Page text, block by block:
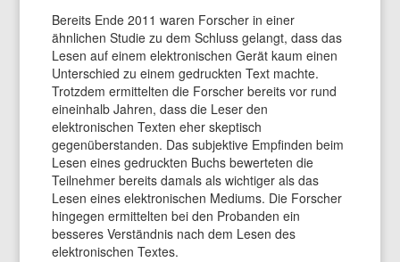
Bereits Ende 2011 waren Forscher in einer
ähnlichen Studie zu dem Schluss gelangt, dass das
Lesen auf einem elektronischen Gerät kaum einen
Unterschied zu einem gedruckten Text machte.
Trotzdem ermittelten die Forscher bereits vor rund
eineinhalb Jahren, dass die Leser den
elektronischen Texten eher skeptisch
gegenüberstanden. Das subjektive Empfinden beim
Lesen eines gedruckten Buchs bewerteten die
Teilnehmer bereits damals als wichtiger als das
Lesen eines elektronischen Mediums. Die Forscher
hingegen ermittelten bei den Probanden ein
besseres Verständnis nach dem Lesen des
elektronischen Textes.